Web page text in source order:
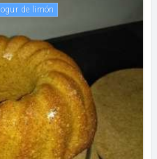
Yogur de limón